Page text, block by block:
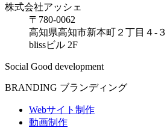
株式会社アッシェ
〒780-0062
高知県高知市新本町２丁目４-３
blissビル 2F
Social Good development
BRANDING ブランディング
Webサイト制作
動画制作